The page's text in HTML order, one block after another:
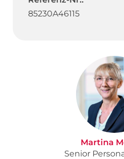
85230A46115
Martina
Senior